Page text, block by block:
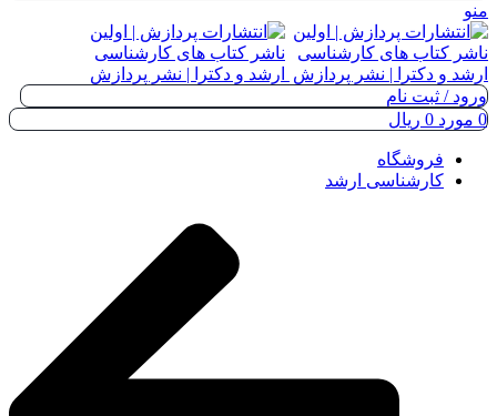
منو
ورود / ثبت نام
0 مورد 0 ریال
فروشگاه
کارشناسی ارشد